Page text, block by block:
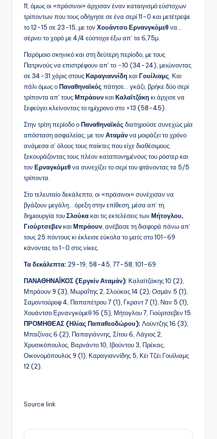
11, όμως οι «πράσινοι» άρχισαν έναν καταιγισμό εύστοχων
τρίποντων που τους οδήγησε σε ένα σερί 11-0 και μετέτρεψε
το 12-15 σε 23-15, με τον Χουάντσο Ερνανγκόμεθνα…
σέρνει το χορό με 4/4 εύστοχα έξω απ’ τα 6,75μ.
Παρόμοιο σκηνικό και στη δεύτερη περίοδο, με τους
Πατρινούς να επιστρέφουν απ’ το -10 (34-24), μειώνοντας
σε 34-31 χάρις στουςΚαραγιαννίδηκαι Γουίλιαμς . Και
πάλι όμως οΠαναθηναϊκός πάτησε… γκάζι, βρήκε δύο σερί
τρίποντα απ’ τουςΜπράουνκαι Καλαϊτζάκηκι άρχισε να
ξεφεύγει κλείνοντας το ημίχρονο στο +13 (58-45).
Στην τρίτη περίοδο οΠαναθηναϊκός διατηρούσε συνεχώς μία
απόσταση ασφαλείας, με τον Αταμάννα μοιράζει το χρόνο
ανάμεσα σ’ όλους τους παίκτες που είχε διαθέσιμους
ξεκουράζοντας τους πλέον καταπονημένους του ρόστερ και
τον Ερναγκόμεθνα συνεχίζει το σερί του φτάνοντας τα 5/5
τρίποντα.
Στο τελευταίο δεκάλεπτο, οι «πράσινοι» συνέχισαν να
βγάζουν μεγάλη… όρεξη στην επίθεση, μέσα απ’ τη
δημιουργία τουΣλούκακαι τις εκτελέσεις των Μήτογλου,
Γιούρτσεβενκαι Μπράουν , ανέβασε τη διαφορά πάνω απ’
τους 25 πόντους κι έκλεισε εύκολα το ματς στο 101-69
κάνοντας το 1-0 στις νίκες.
Τα δεκάλεπτα: 29-19, 58-45, 77-58, 101-69.
ΠΑΝΑΘΗΝΑΪΚΟΣ (Εργκίν Αταμάν): Καλαϊτζάκης 10 (2),
Μπράουν 9 (3), Μωραΐτης 2, Σλούκας 14 (2), Οσμάν 5 (1),
Σαμοντούροφ 4, Παπαπέτρου 7 (1), Γκραντ 7 (1), Ναν 5 (1),
Χουάντσο Ερνανγκόμεθ 16 (5), Μήτογλου 7, Γιούρτσεβεν 15.
ΠΡΟΜΗΘΕΑΣ (Ηλίας Παπαθεοδώρου): Λούντζης 16 (3),
Μπαζίνας 6 (2), Παπαγιάννης, Σίτου 6, Λάγιος 2,
Χρυσικόπουλος, Βαρνάντο 10, Ιβούντου 3, Πρέκας,
Οικονομόπουλος 9 (1), Καραγιαννίδης 5, Κέι Τζέι Γουίλιαμς
12 (2).
Source link